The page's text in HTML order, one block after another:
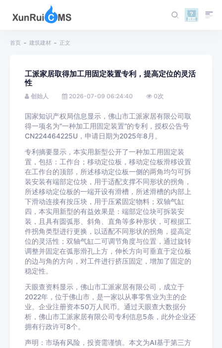
首页 建筑建材 正文
工派家居取得加工用固定装置专利，提高定位的灵活
性
创始人 2026-07-09 06:24:40 0次
国家知识产权局信息显示，佛山市工派家居有限公司取
得一项名为“一种加工用固定装置”的专利，授权公告号
CN224464225U，申请日期为2025年8月。
专利摘要显示，本实用新型公开了一种加工用固定装
置，包括：工作台；移动定位板，移动定位板滑移设置
在工作台的顶部，所述移动定位板一侧的两角均匀可拆
装安装有端部定位块，用于适配支撑不同形状的拐角，
所述移动定位板的一端开设有滑槽，所述滑槽的内部上
下滑动连接有按压块，用于压紧固定物料；双轴气缸
四，本实用新型的有益效果是：端部定位块可拆装安
装，且具有圆弧形、斜角、直角等多种形状，可根据工
件拐角类型进行更换，以适配不同形状的拐角，提高定
位的灵活性；双轴气缸二可调节角度与位置，通过旋转
调整并固定在弧形滑孔上方，伸长方向可垂直于定位板
的边与角的方向，对工件进行挤压固定，增加了固定的
稳定性。
天眼查资料显示，佛山市工派家居有限公司，成立于
2022年，位于佛山市，是一家以从事零售业为主的企
业。企业注册资本50万人民币。通过天眼查大数据分
析，佛山市工派家居有限公司专利信息5条，此外企业还
拥有行政许可8个。
声明：市场有风险，投资需谨慎。本文为AI基于第三方